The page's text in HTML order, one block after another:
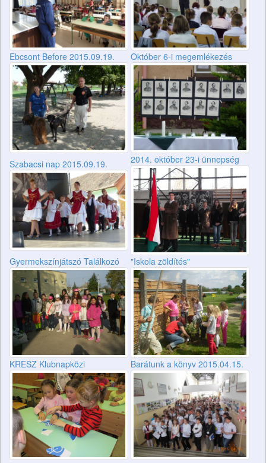
Ebcsont Before 2015.09.19. Október 6-i megemlékezés
Szabacsi nap 2015.09.19. 2014. október 23-i ünnepség
Gyermekszínjátszó Találkozó "Iskola zöldítés"
KRESZ Klubnapközi Barátunk a könyv 2015.04.15.